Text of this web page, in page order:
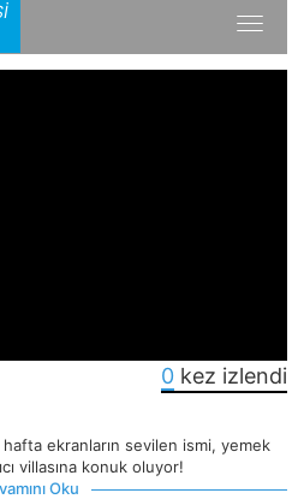
0 kez izlendi
hafta ekranların sevilen ismi, yemek
villasına konuk oluyor!
Oku